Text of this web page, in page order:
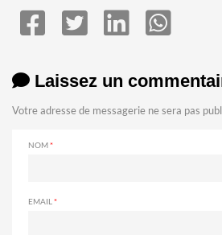
Laissez un
Votre adresse de messagerie ne sera pas
NOM
EMAIL